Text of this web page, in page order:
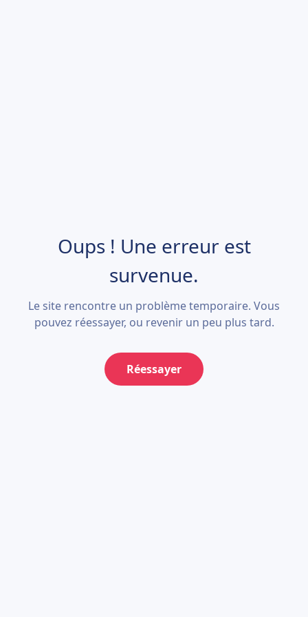
Oups ! Une erreur est
survenue.
Le site rencontre un problème temporaire. Vous
pouvez réessayer, ou revenir un peu plus tard.
Réessayer